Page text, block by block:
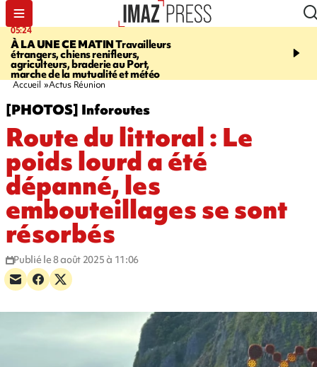
05:24
À LA UNE CE MATINTravailleurs
étrangers, chiens renifleurs,
agriculteurs, braderie au Port,
marche de la mutualité et météo
07:05
mobilisés pour traquer
Accueil Actus Réunion
[PHOTOS] Inforoutes
Route du littoral : Le
poids lourd a été
dépanné, les
embouteillages se sont
résorbés
Publié le 8 août 2025 à 11:06